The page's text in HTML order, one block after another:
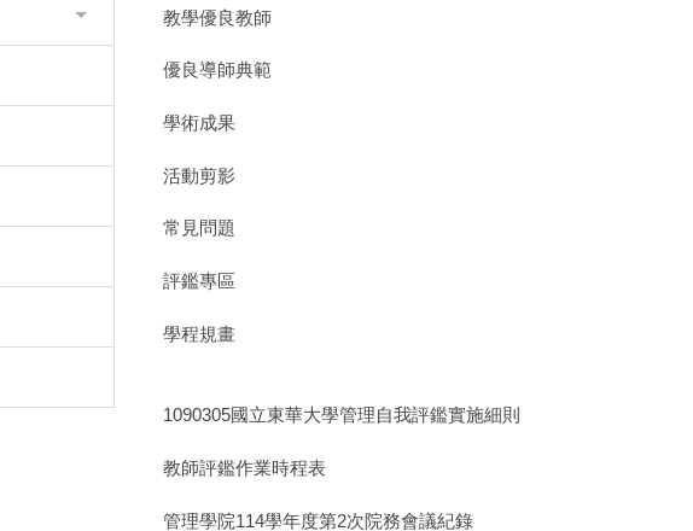
教學優良教師
優良導師典範
學術成果
活動剪影
常見問題
評鑑專區
學程規畫
1090305國立東華大學管理自我評鑑實施細則
教師評鑑作業時程表
管理學院114學年度第2次院務會議紀錄